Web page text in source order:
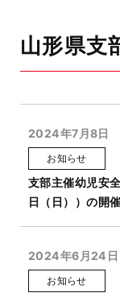
山形県支
2024年7月8日
お知らせ
支部主催幼児安
日（日））の開
2024年6月24日
お知らせ